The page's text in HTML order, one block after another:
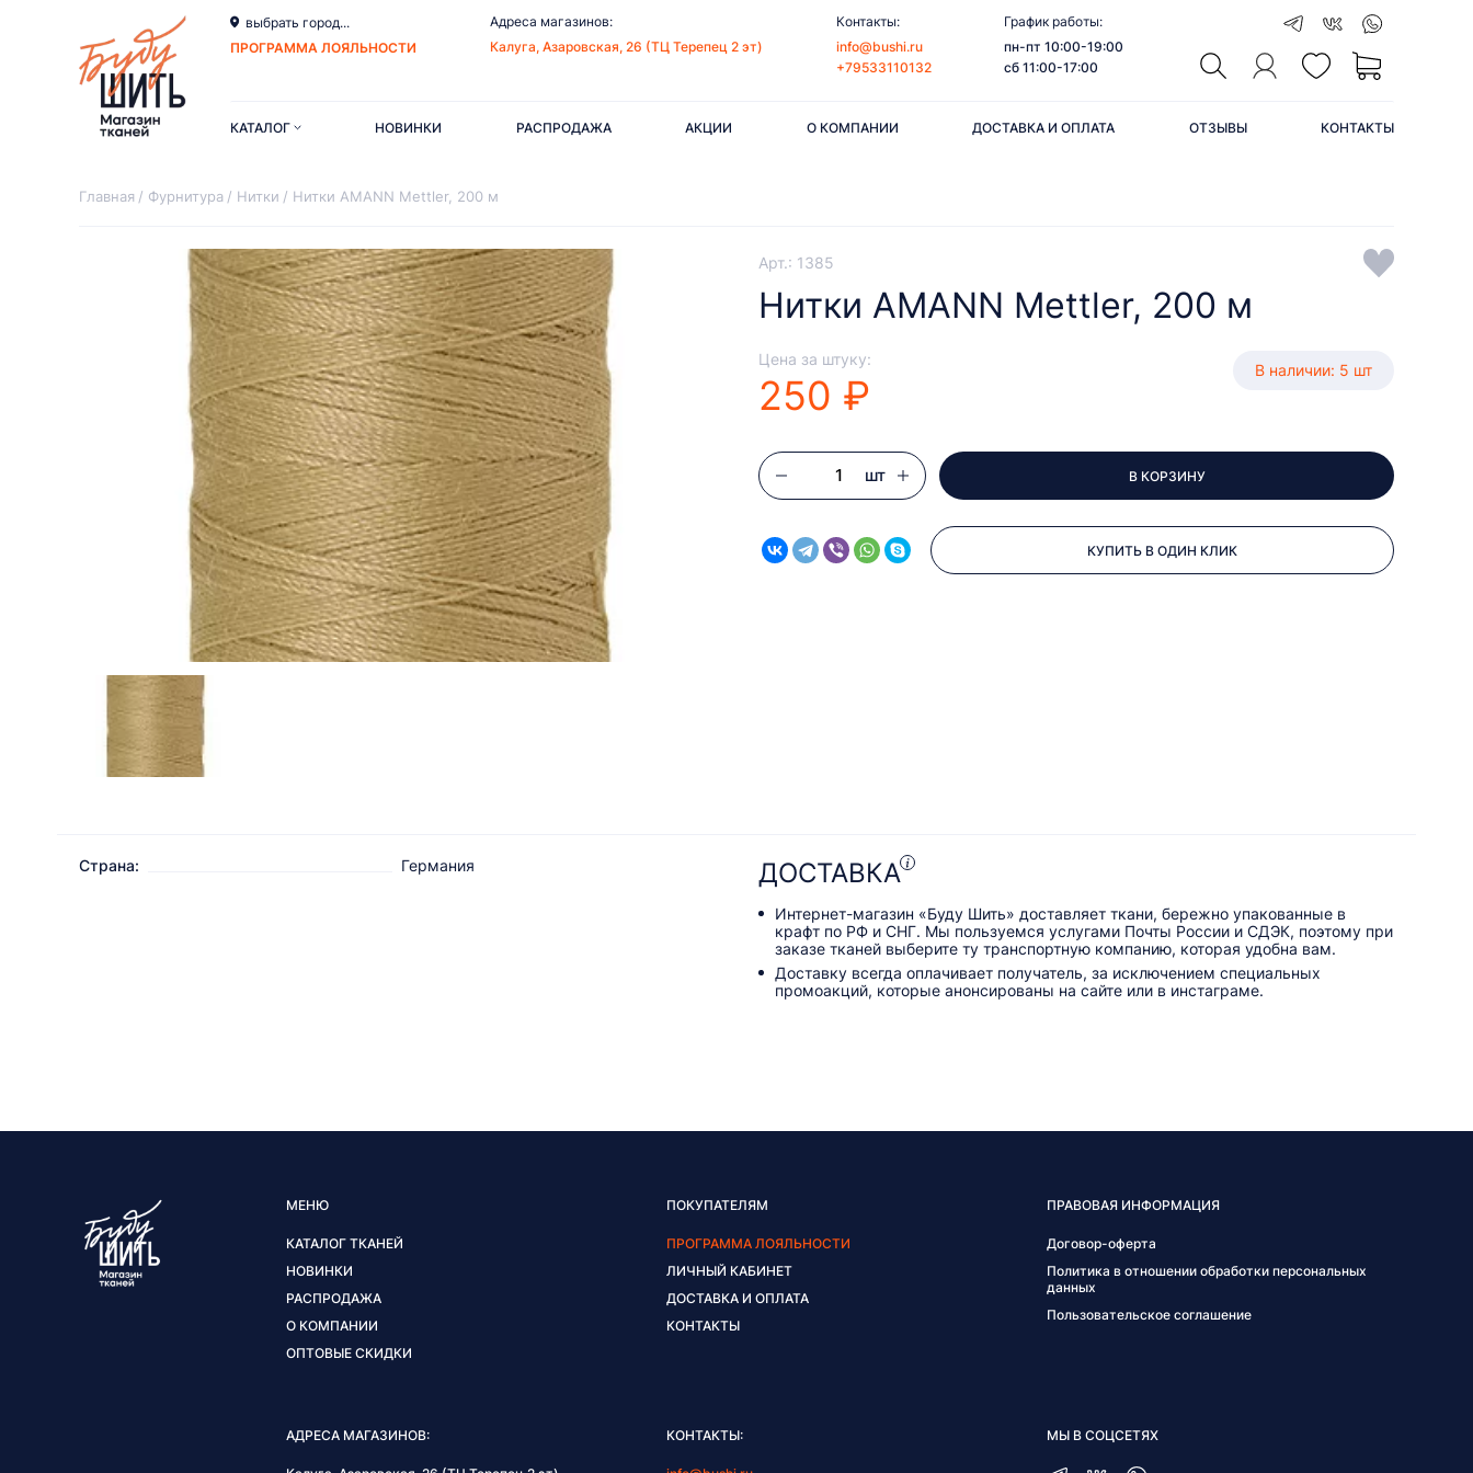
выбрать город...
ПРОГРАММА ЛОЯЛЬНОСТИ
Адреса магазинов:
Калуга, Азаровская, 26 (ТЦ Терепец 2 эт)
Контакты:
info@bushi.ru
+79533110132
График работы:
пн-пт 10:00-19:00
сб 11:00-17:00
КАТАЛОГ НОВИНКИ РАСПРОДАЖА АКЦИИ О КОМПАНИИ ДОСТАВКА И ОПЛАТА ОТЗЫВЫ КОНТАКТЫ
Главная Фурнитура Нитки Нитки AMANN Mettler, 200 м
Арт.: 1385
Нитки AMANN Mettler, 200 м
Цена за штуку:
250 ₽
В наличии: 5 шт
шт В КОРЗИНУ
КУПИТЬ В ОДИН КЛИК
Страна: Германия ДОСТАВКА
Интернет-магазин «Буду Шить» доставляет ткани, бережно упакованные в
крафт по РФ и СНГ. Мы пользуемся услугами Почты России и СДЭК, поэтому при
заказе тканей выберите ту транспортную компанию, которая удобна вам.
Доставку всегда оплачивает получатель, за исключением специальных
промоакций, которые анонсированы на сайте или в инстаграме.
МЕНЮ
КАТАЛОГ ТКАНЕЙ
НОВИНКИ
РАСПРОДАЖА
О КОМПАНИИ
ОПТОВЫЕ СКИДКИ
ПОКУПАТЕЛЯМ
ПРОГРАММА ЛОЯЛЬНОСТИ
ЛИЧНЫЙ КАБИНЕТ
ДОСТАВКА И ОПЛАТА
КОНТАКТЫ
ПРАВОВАЯ ИНФОРМАЦИЯ
Договор-оферта
Политика в отношении обработки персональных
данных
Пользовательское соглашение
АДРЕСА МАГАЗИНОВ: КОНТАКТЫ: МЫ В СОЦСЕТЯХ